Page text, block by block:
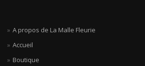
A propos de La Malle Fleurie
Accueil
Boutique